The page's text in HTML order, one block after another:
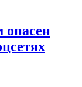
опасен